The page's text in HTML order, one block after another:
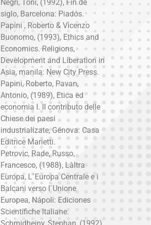
Negri, Toni, (1992), Fin de
siglo, Barcelona: Piadós.
Papini , Roberto & Vicenzo
Buonomo, (1993), Ethics and
Economics. Religions,
Development and Liberation in
Asia, manila: New City Press.
Papini, Roberto, Pavan,
Antonio, (1989), Etica ed
economia I. II contributo delle
Chiese dei paesi
industrialízate, Génova: Casa
Editrice Marietti.
Petrovic, Rade, Russo,
Francesco, (1988), Làltra
Europa, L`Europa Centrale e i
Balcani verso l`Unione
Europea, Nápoli: Ediciones
Scientifiche Italiane.